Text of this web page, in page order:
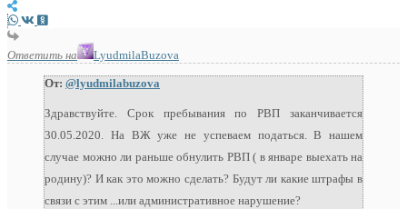
Ответить на LyudmilaBuzova
От: @lyudmilabuzova
Здравствуйте. Срок пребывания по РВП заканчивается
30.05.2020. На ВЖ уже не успеваем податься. В нашем
случае можно ли раньше обнулить РВП ( в январе выехать на
родину)? И как это можно сделать? Будут ли какие штрафы в
связи с этим ...или административное нарушение?